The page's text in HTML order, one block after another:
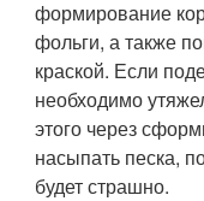
формирование
фольги, а также
краской. Если
необходимо
этого через
насыпать песка,
будет страшно.